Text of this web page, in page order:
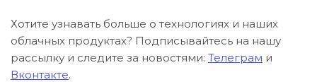
Хотите узнавать больше о технологиях и наших
облачных продуктах? Подписывайтесь на нашу
рассылку и следите за новостями: Телеграм и
Вконтакте.